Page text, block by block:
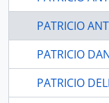
PATRICIO
PATRICIO
PATRICIO